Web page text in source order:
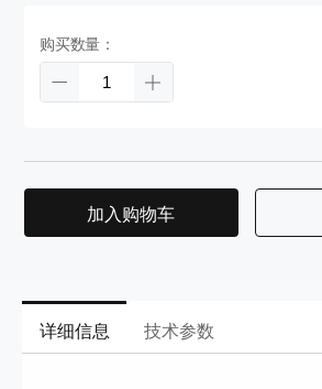
购买数量：
加入购物车
详细信息 技术参数